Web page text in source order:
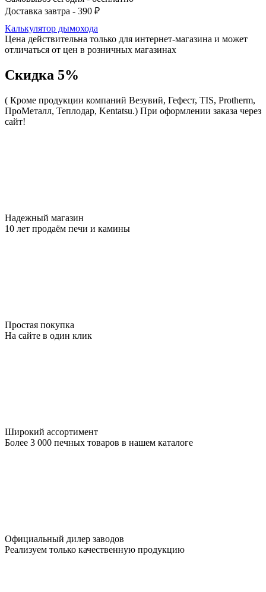
Доставка завтра - 390 ₽
Калькулятор дымохода
Цена действительна только для интернет-магазина и может
отличаться от цен в розничных магазинах
Скидка 5%
( Кроме продукции компаний Везувий, Гефест, TIS, Protherm,
ПроМеталл, Теплодар, Kentatsu.) При оформлении заказа через
сайт!
Надежный магазин
10 лет продаём печи и камины
Простая покупка
На сайте в один клик
Широкий ассортимент
Более 3 000 печных товаров в нашем каталоге
Официальный дилер заводов
Реализуем только качественную продукцию